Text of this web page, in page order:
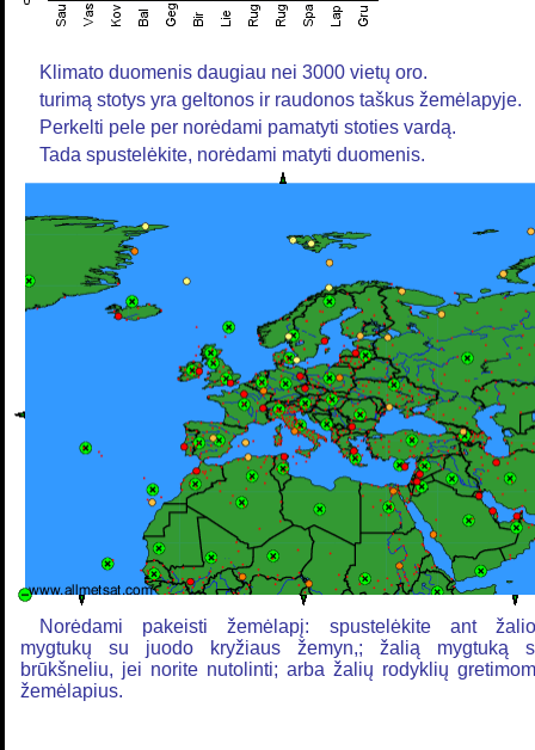
Klimato duomenis daugiau nei 3000 vietų oro.
turimą stotys yra geltonos ir raudonos taškus žemėlapyje.
Perkelti pele per norėdami pamatyti stoties vardą.
Tada spustelėkite, norėdami matyti duomenis.
Norėdami pakeisti žemėlapį: spustelėkite ant
mygtukų su juodo kryžiaus žemyn,; žalią mygtuką
brūkšneliu, jei norite nutolinti; arba žalių rodyklių
žemėlapius.